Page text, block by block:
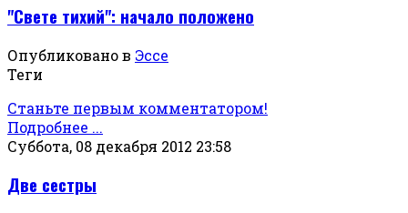
"Свете тихий": начало положено
Опубликовано в Эссе
Теги
Станьте первым комментатором!
Подробнее ...
Суббота, 08 декабря 2012 23:58
Две сестры